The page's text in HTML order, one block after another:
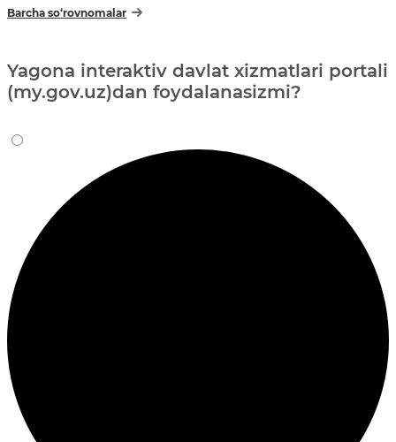
Barcha so‘rovnomalar
Yagona interaktiv davlat xizmatlari portali
(my.gov.uz)dan foydalanasizmi?